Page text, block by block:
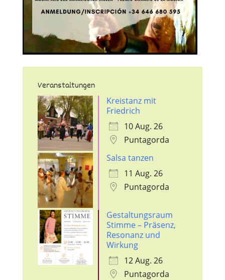
Veranstaltungen
Kreistanz mit
Friedrich
10 Aug. 26
Puntagorda
Salsa tanzen
11 Aug. 26
Puntagorda
Gestaltungsraum
Stimme – Präsenz,
Resonanz und
Wirkung
12 Aug. 26
Puntagorda